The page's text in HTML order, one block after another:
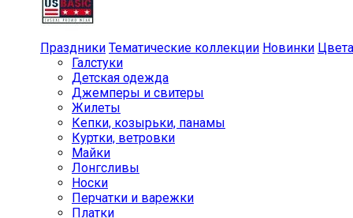
Праздники Тематические коллекции Новинки Цвета
Галстуки
Детская одежда
Джемперы и свитеры
Жилеты
Кепки, козырьки, панамы
Куртки, ветровки
Майки
Лонгсливы
Носки
Перчатки и варежки
Платки